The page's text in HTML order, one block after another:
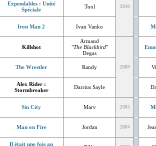
2010
Expendables : Unité
Spéciale
Tool
Iron Man 2 Ivan Vanko
Killshot
Armand
"The Blackbird"
Degas
2009
The Wrestler Randy
Alex Rider :
Stormbreaker
Darrius Sayle
Sin City Marv 2005
Man on Fire Jordan 2004
Il était une fois au